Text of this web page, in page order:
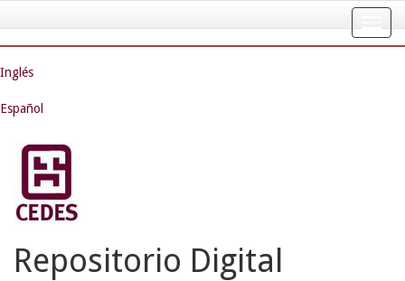
navigation
Inglés
Español
Repositorio Digital